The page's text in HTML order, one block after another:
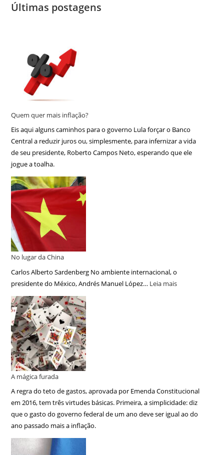
Últimas postagens
Quem quer mais inflação?
Eis aqui alguns caminhos para o governo Lula forçar o Banco
Central a reduzir juros ou, simplesmente, para infernizar a vida
de seu presidente, Roberto Campos Neto, esperando que ele
jogue a toalha.
No lugar da China
Carlos Alberto Sardenberg No ambiente internacional, o
presidente do México, Andrés Manuel López… Leia mais
A mágica furada
A regra do teto de gastos, aprovada por Emenda Constitucional
em 2016, tem três virtudes básicas. Primeira, a simplicidade: diz
que o gasto do governo federal de um ano deve ser igual ao do
ano passado mais a inflação.